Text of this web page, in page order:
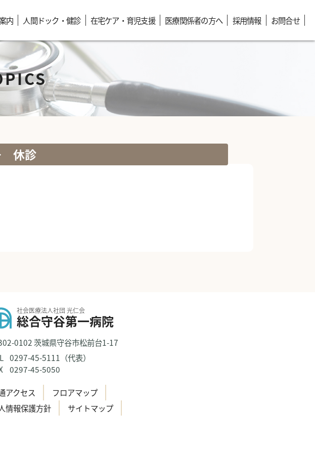
内 人間ドック・健診 在宅ケア・育児支援 医療関係者の方へ 採用情報 お問合せ
休診
社会医療法人社団 光仁会
総合守谷第一病院
0102 茨城県守谷市松前台1-17
0297-45-5111（代表）
0297-45-5050
アクセス
フロアマップ
情報保護方針
サイトマップ